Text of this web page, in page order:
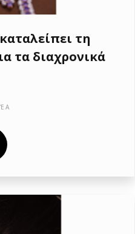
τη
τα διαχρονικά